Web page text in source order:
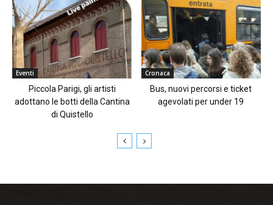
Eventi
Piccola Parigi, gli artisti
adottano le botti della Cantina
di Quistello
Cronaca
Bus, nuovi percorsi e ticket
agevolati per under 19